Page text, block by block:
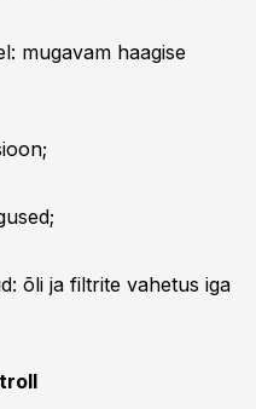
mugavam haagise
õli ja filtrite vahetus iga